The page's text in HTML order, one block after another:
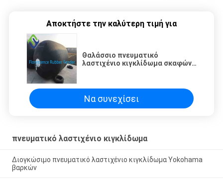
Αποκτήστε την καλύτερη τιμή για
Θαλάσσιο πνευματικό
λαστιχένιο κιγκλίδωμα σκαφών
Να συνεχίσει
πνευματικό λαστιχένιο κιγκλίδωμα
Διογκώσιμο πνευματικό λαστιχένιο κιγκλίδωμα Yokohama
βαρκών